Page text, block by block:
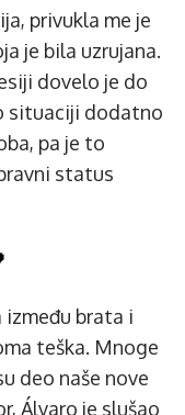
privukla me je
je bila uzrujana.
dovelo je do
situaciji dodatno
pa je to
status
između brata i
teška. Mnoge
deo naše nove
Álvaro je slušao